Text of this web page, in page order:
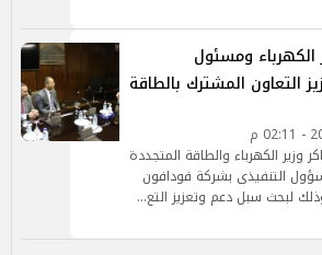
الكهرباء ومسئول
التعاون المشترك بالطاقة
وزير الكهرباء والطاقة المتجددة
التنفيذى بشركة فودافون
لبحث سبل دعم وتعزيز التع…